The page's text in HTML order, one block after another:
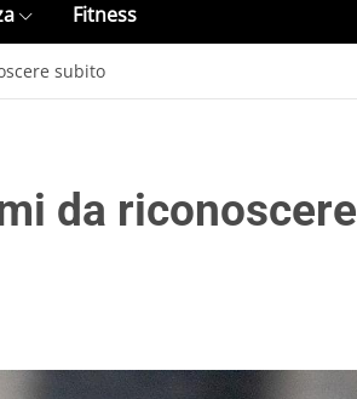
Fitness
subito
da riconoscere